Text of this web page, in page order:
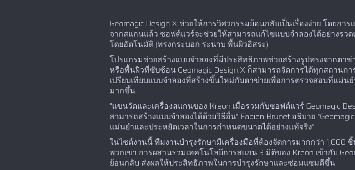
Geomagic Design X ช่วยให้การวิศวกรรมย้อนกลับเป็นเรื่องง่าย โดยก
จากสแกนแล้ว ซอฟต์แวร์จะช่วยให้สามารถแก้ไขแบบจำลองได้อย่างรว
โดยอัตโนมัติ (ทรงกระบอก ระนาบ พื้นผิวอิสระ)
โปรแกรมช่วยสร้างแบบจำลองที่มีประสิทธิภาพช่วยสร้างรูปทรงจากตาข่
หรือพื้นผิวที่ซับซ้อน Geomagic Design X ก็สามารถจัดการได้ทุกสถาน
เปรียบเทียบแบบจำลองที่สร้างขึ้นใหม่กับตาข่ายเพื่อการตรวจสอบที่แม่
มากขึ้น
"แขนวัดและเครื่องสแกนของ Kreon เมื่อรวมกับซอฟต์แวร์ Geomagic
สามารถสร้างแบบจำลองได้ด้วยวิธีอื่น" Fabien Brunet อธิบาย
แม่นยำและประหยัดเวลาในการกำหนดขนาดได้อย่างแท้จริง"
ในไซต์งานนี้ ทีมงานบำรุงรักษามีเครื่องมือที่ต้องจัดการมากกว่า 1,000
พวกเขา การผสานรวมเทคโนโลยีการสแกน 3 มิติของ Kreon เข้ากับ
ย้อนกลับ ส่งผลให้ประสิทธิภาพในการบำรุงรักษาและซ่อมแซมดีขึ้น